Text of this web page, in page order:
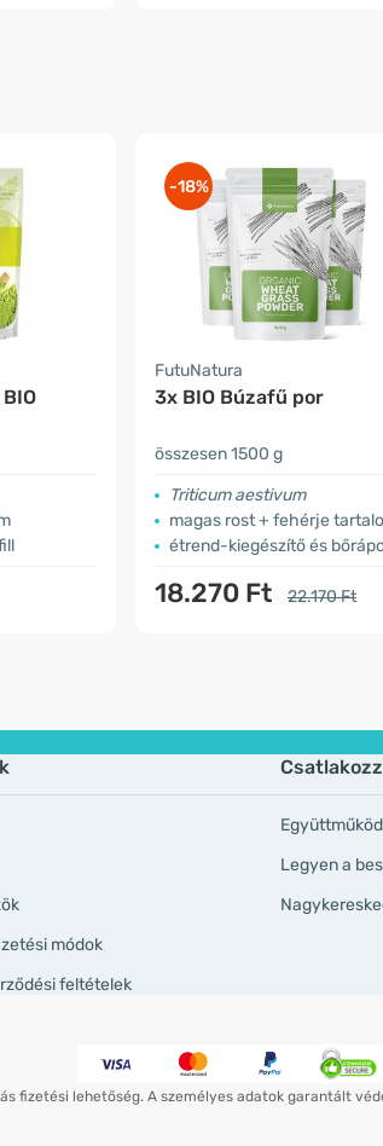
-18%
FutuNatura
3x BIO Búzafű por
összesen 1500 g
Triticum aestivum
magas rost + fehérje
étrend-kiegészítő és
18.270 Ft 22.170 Ft
módok
feltételek
Legyen a
fizetési lehetőség. A személyes adatok garantált